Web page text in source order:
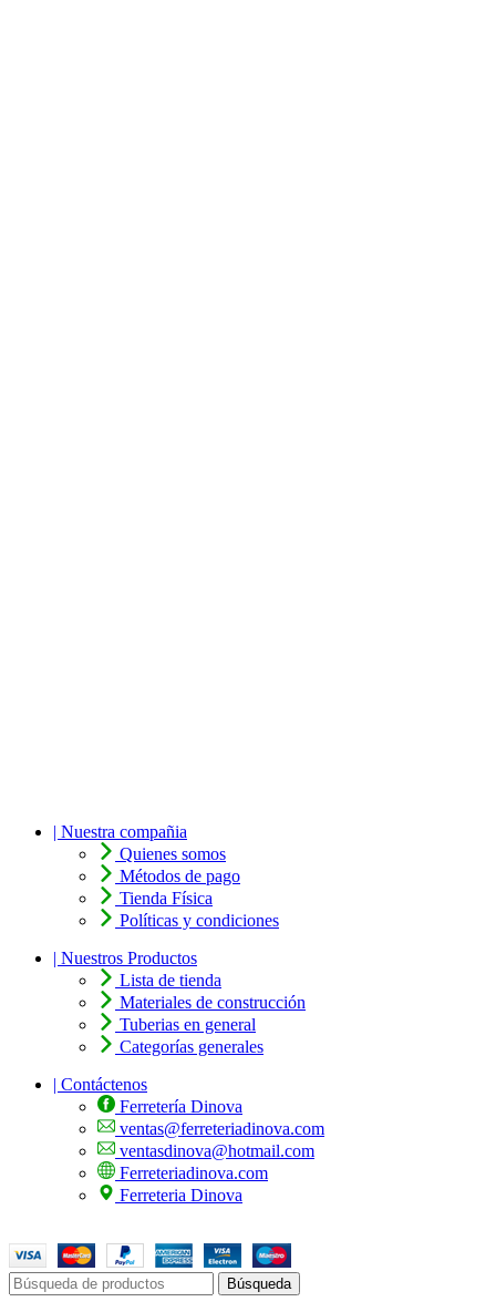
| Nuestra compañia
Quienes somos
Métodos de pago
Tienda Física
Políticas y condiciones
| Nuestros Productos
Lista de tienda
Materiales de construcción
Tuberias en general
Categorías generales
| Contáctenos
Ferretería Dinova
ventas@ferreteriadinova.com
ventasdinova@hotmail.com
Ferreteriadinova.com
Ferreteria Dinova
Búsqueda